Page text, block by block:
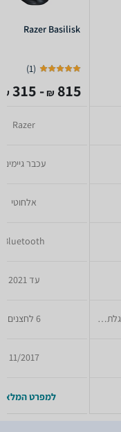
6 לחצנים ,גלילה עליון ,גלגלת צדית
Razer Basilisk
(
1
)
815
₪
- 315
₪
Razer
עכבר גיימינג
אלחוטי
Bluetooth
עד 2021
6 לחצנים
11/2017
למפרט המלא